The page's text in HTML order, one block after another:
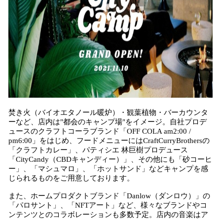
焚き火（バイオエタノール暖炉）・観葉植物・バーカウンタ
ーなど、店内は"都会のキャンプ場"をイメージ。自社プロデ
ュースのクラフトコーラブランド「OFF COLA am2:00 /
pm6:00」をはじめ、フードメニューにはCraftCurryBrothersの
「クラフトカレー」、パティシエ 林巨樹プロデュース
「CityCandy（CBDキャンディー）」、その他にも「砂コーヒ
ー」、「マシュマロ」、「ホットサンド」などキャンプを感
じられるものをご用意しております。
また、ホームプロダクトブランド「Danlow（ダンロウ）」の
「パロサント」、「NFTアート」など、様々なブランドやコ
ンテンツとのコラボレーションも多数予定。店内の音楽はア